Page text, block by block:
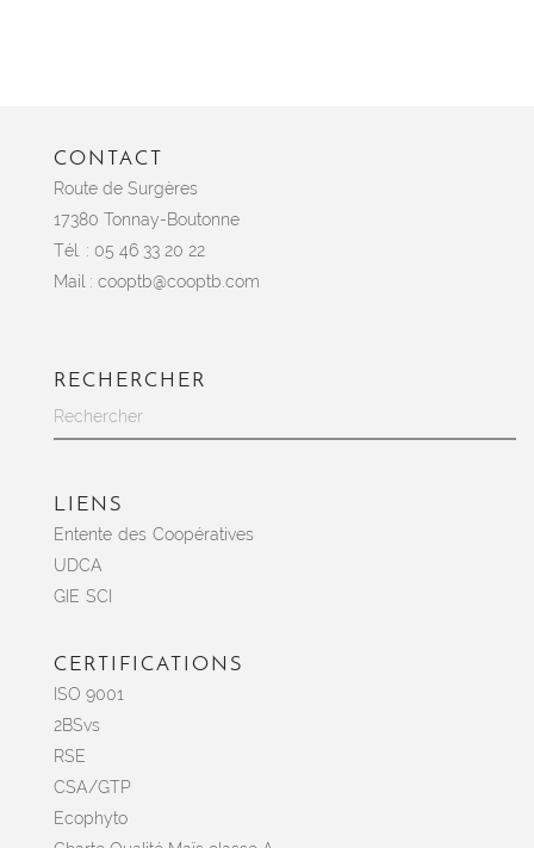
CONTACT
Route de Surgères
17380 Tonnay-Boutonne
Tél. : 05 46 33 20 22
Mail : cooptb@cooptb.com
RECHERCHER
LIENS
Entente des Coopératives
UDCA
GIE SCI
CERTIFICATIONS
ISO 9001
2BSvs
RSE
CSA/GTP
Ecophyto